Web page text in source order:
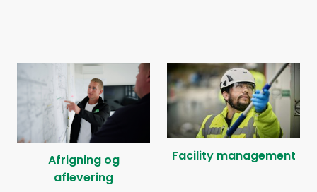
Afrigning og
aflevering
Facility management